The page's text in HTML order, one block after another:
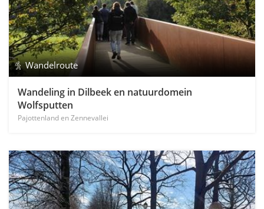
Wandelroute
Wandeling in Dilbeek en natuurdomein
Wolfsputten
Pajottenland en Zennevallei